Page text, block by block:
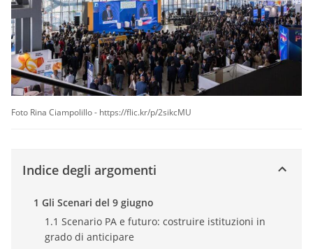
Foto Rina Ciampolillo - https://flic.kr/p/2sikcMU
Indice degli argomenti
1 Gli Scenari del 9 giugno
1.1 Scenario PA e futuro: costruire istituzioni in
grado di anticipare